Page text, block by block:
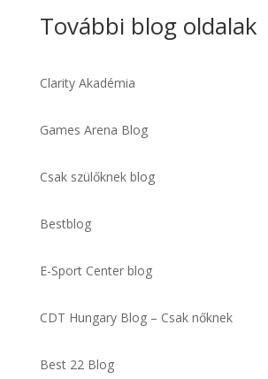
További blog oldalak
Clarity Akadémia
Games Arena Blog
Csak szülőknek blog
Bestblog
E-Sport Center blog
CDT Hungary Blog – Csak nőknek
Best 22 Blog